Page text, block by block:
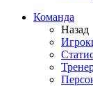
Команда
Назад